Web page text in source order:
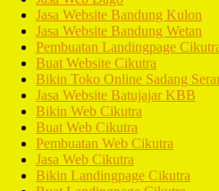
Jasa Website Bandung Kulon
Jasa Website Bandung Wetan
Pembuatan Landingpage
Buat Website Cikutra
Bikin Toko Online Sadang
Jasa Website Batujajar KBB
Bikin Web Cikutra
Buat Web Cikutra
Pembuatan Web Cikutra
Jasa Web Cikutra
Bikin Landingpage Cikutra